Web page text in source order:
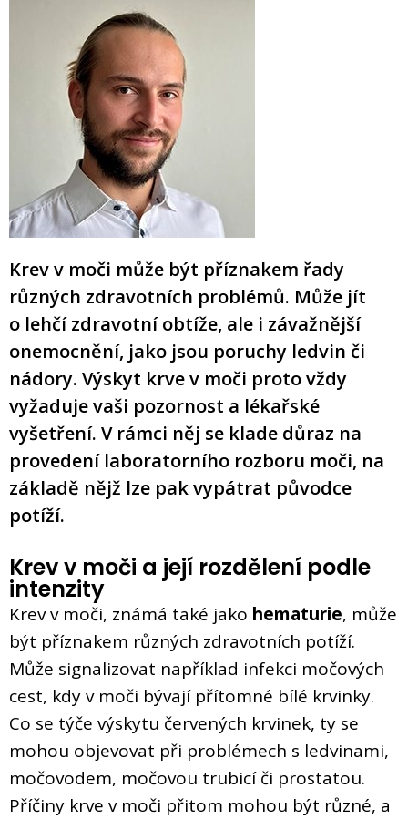
Krev v moči může být příznakem řady
různých zdravotních problémů. Může jít
o lehčí zdravotní obtíže, ale i závažnější
onemocnění, jako jsou poruchy ledvin či
nádory. Výskyt krve v moči proto vždy
vyžaduje vaši pozornost a lékařské
vyšetření. V rámci něj se klade důraz na
provedení laboratorního rozboru moči, na
základě nějž lze pak vypátrat původce
potíží.
Krev v moči a její rozdělení podle
intenzity
Krev v moči, známá také jako hematurie, může
být příznakem různých zdravotních potíží.
Může signalizovat například infekci močových
cest, kdy v moči bývají přítomné bílé krvinky.
Co se týče výskytu červených krvinek, ty se
mohou objevovat při problémech s ledvinami,
močovodem, močovou trubicí či prostatou.
Příčiny krve v moči přitom mohou být různé, a